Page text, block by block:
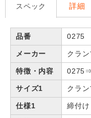
スペック 詳細
品番 0275
メーカー クラン
特徴・内容
サイズ1 クラ
仕様1 締付